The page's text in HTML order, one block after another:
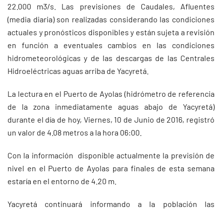
22.000 m3/s. Las previsiones de Caudales, Afluentes
(media diaria) son realizadas considerando las condiciones
actuales y pronósticos disponibles y están sujeta a revisión
en función a eventuales cambios en las condiciones
hidrometeorológicas y de las descargas de las Centrales
Hidroeléctricas aguas arriba de Yacyretá.
La lectura en el Puerto de Ayolas (hidrómetro de referencia
de la zona inmediatamente aguas abajo de Yacyretá)
durante el día de hoy, Viernes, 10 de Junio de 2016, registró
un valor de 4.08 metros a la hora 06:00.
Con la información disponible actualmente la previsión de
nivel en el Puerto de Ayolas para finales de esta semana
estaría en el entorno de 4.20 m.
Yacyretá continuará informando a la población las